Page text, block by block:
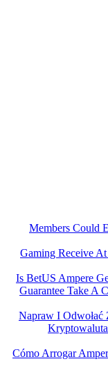
Members Could
Gaming Receive
Is BetUS Ampere
Guarantee Take A
Napraw I
Cómo Arrogar